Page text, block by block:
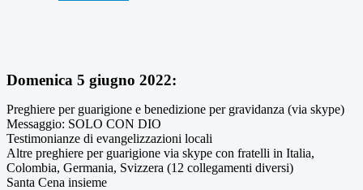
Domenica 5 giugno 2022:
Preghiere per guarigione e benedizione per gravidanza (via skype)
Messaggio: SOLO CON DIO
Testimonianze di evangelizzazioni locali
Altre preghiere per guarigione via skype con fratelli in Italia,
Colombia, Germania, Svizzera (12 collegamenti diversi)
Santa Cena insieme